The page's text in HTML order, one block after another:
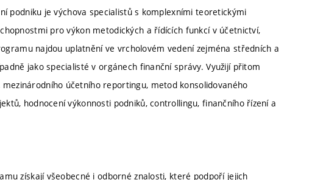
podniku je výchova specialistů s komplexními teoretickými
pro výkon metodických a řídících funkcí v účetnictví,
najdou uplatnění ve vrcholovém vedení zejména středních a
jako specialisté v orgánech finanční správy. Využijí přitom
účetního reportingu, metod konsolidovaného
hodnocení výkonnosti podniků, controllingu, finančního řízení a
získají všeobecné i odborné znalosti, které podpoří jejich